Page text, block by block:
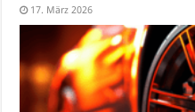
17. März 2026